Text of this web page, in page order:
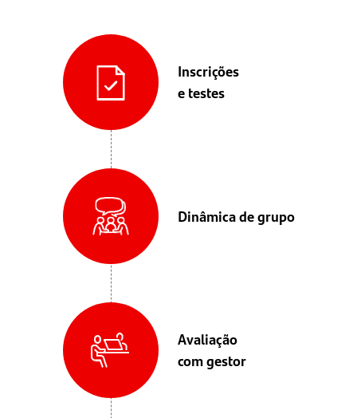
Inscrições
e testes
Dinâmica de grupo
Avaliação
com gestor